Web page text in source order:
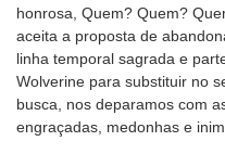
honrosa, Quem? Quem?
aceita a proposta de
linha temporal sagrada e
Wolverine para substituir no
busca, nos deparamos com
engraçadas, medonhas e